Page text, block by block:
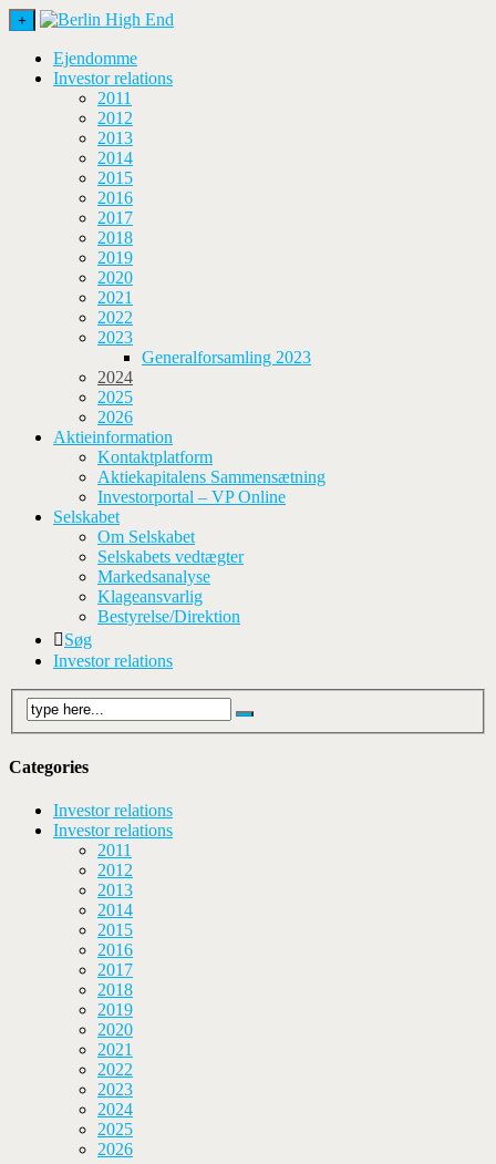
+
Ejendomme
Investor relations
2011
2012
2013
2014
2015
2016
2017
2018
2019
2020
2021
2022
2023
Generalforsamling 2023
2024
2025
2026
Aktieinformation
Kontaktplatform
Aktiekapitalens Sammensætning
Investorportal – VP Online
Selskabet
Om Selskabet
Selskabets vedtægter
Markedsanalyse
Klageansvarlig
Bestyrelse/Direktion
Søg
Investor relations
Categories
Investor relations
Investor relations
2011
2012
2013
2014
2015
2016
2017
2018
2019
2020
2021
2022
2023
2024
2025
2026